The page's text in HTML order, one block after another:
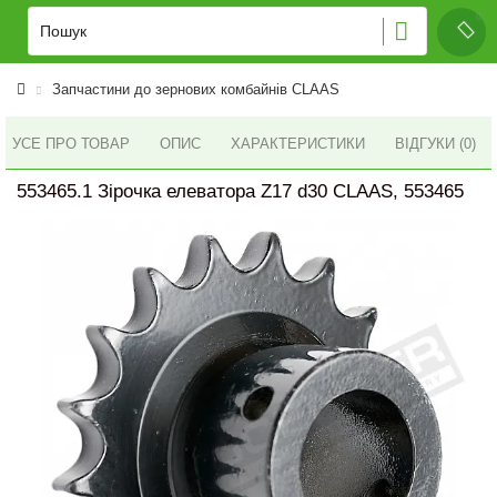
Запчастини до зернових комбайнів CLAAS
УСЕ ПРО ТОВАР ОПИС ХАРАКТЕРИСТИКИ ВІДГУКИ (0)
553465.1 Зірочка елеватора Z17 d30 CLAAS, 553465